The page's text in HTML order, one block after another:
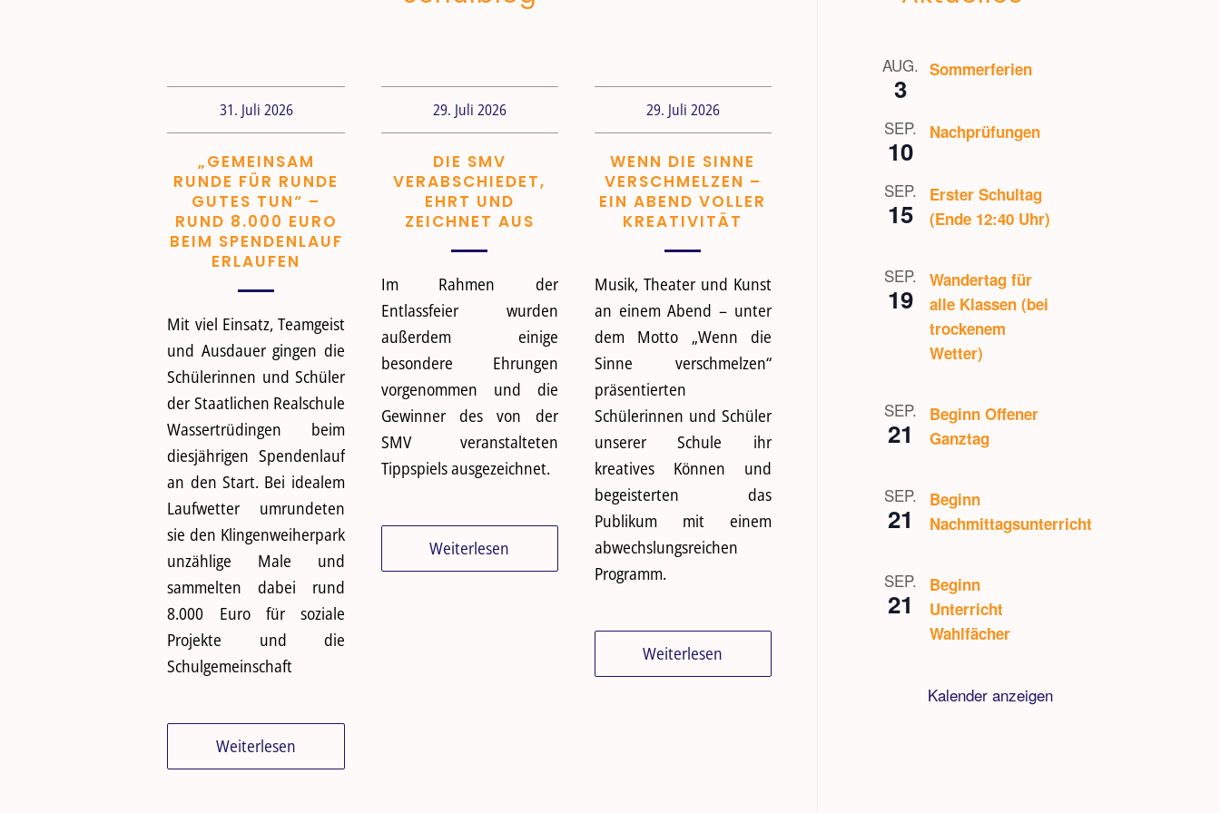
31. Juli 2026
„GEMEINSAM
RUNDE FÜR RUNDE
GUTES TUN“ –
RUND 8.000 EURO
BEIM SPENDENLAUF
ERLAUFEN
Mit viel Einsatz, Teamgeist
und Ausdauer gingen die
Schülerinnen und Schüler
der Staatlichen Realschule
Wassertrüdingen beim
diesjährigen Spendenlauf
an den Start. Bei idealem
Laufwetter umrundeten
sie den Klingenweiherpark
unzählige Male und
sammelten dabei rund
8.000 Euro für soziale
Projekte und die
Schulgemeinschaft
Weiterlesen
29. Juli 2026
DIE SMV
VERABSCHIEDET,
EHRT UND
ZEICHNET AUS
Im Rahmen der
Entlassfeier wurden
außerdem einige
besondere Ehrungen
vorgenommen und die
Gewinner des von der
SMV veranstalteten
Tippspiels ausgezeichnet.
Weiterlesen
29. Juli 2026
WENN DIE SINNE
VERSCHMELZEN –
EIN ABEND VOLLER
KREATIVITÄT
Musik, Theater und Kunst
an einem Abend – unter
dem Motto „Wenn die
Sinne verschmelzen“
präsentierten
Schülerinnen und Schüler
unserer Schule ihr
kreatives Können und
begeisterten das
Publikum mit einem
abwechslungsreichen
Programm.
Weiterlesen
AUG.
3
Sommerferien
SEP.
10
Nachprüfungen
SEP.
15
Erster Schultag
(Ende 12:40 Uhr)
SEP.
19
Wandertag für
alle Klassen (bei
trockenem
Wetter)
SEP.
21
Beginn Offener
Ganztag
SEP.
21
Beginn
Nachmittagsunterricht
SEP.
21
Beginn
Unterricht
Wahlfächer
Kalender anzeigen